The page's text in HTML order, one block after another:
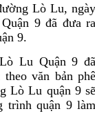
Lò Lu,
9 đã đưa
9.
Lu Quận 9
văn bản
Lò Lu quận 9
trình quận 9